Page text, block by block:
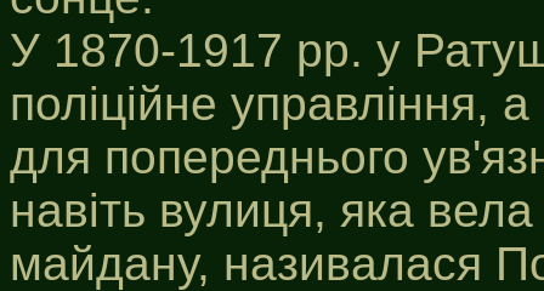
У 1870-1917 pp. у
поліційне управління,
для попереднього
навіть вулиця, яка
майдану, називалася